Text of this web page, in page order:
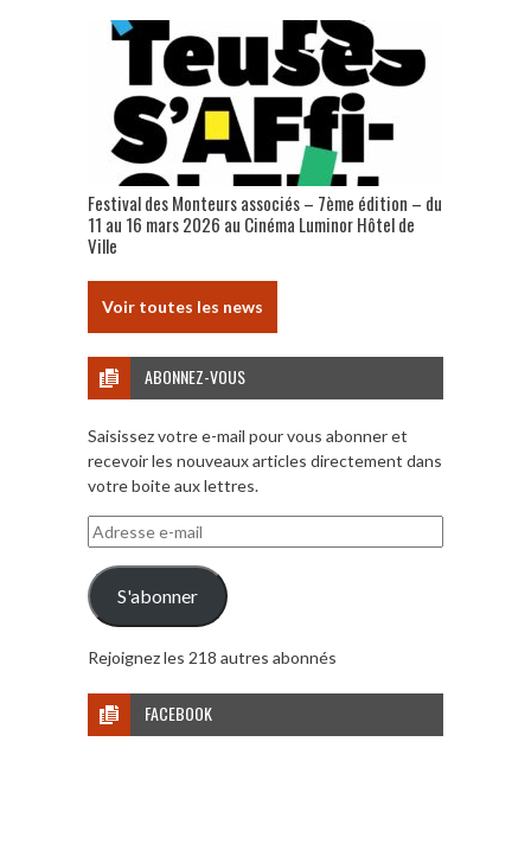
Festival des Monteurs associés – 7ème édition – du
11 au 16 mars 2026 au Cinéma Luminor Hôtel de
Ville
Voir toutes les news
ABONNEZ-VOUS
Saisissez votre e-mail pour vous abonner et
recevoir les nouveaux articles directement dans
votre boite aux lettres.
Adresse
e-
mail
S'abonner
Rejoignez les 218 autres abonnés
FACEBOOK